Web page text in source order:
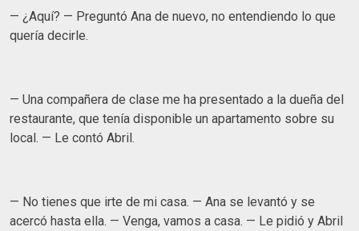
— ¿Aquí? — Preguntó Ana de nuevo, no entendiendo lo que
quería decirle.
— Una compañera de clase me ha presentado a la dueña del
restaurante, que tenía disponible un apartamento sobre su
local. — Le contó Abril.
— No tienes que irte de mi casa. — Ana se levantó y se
acercó hasta ella. — Venga, vamos a casa. — Le pidió y Abril